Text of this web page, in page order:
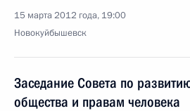
15 марта 2012 года, 19:00
Новокуйбышевск
Заседание Совета по
общества и правам человека